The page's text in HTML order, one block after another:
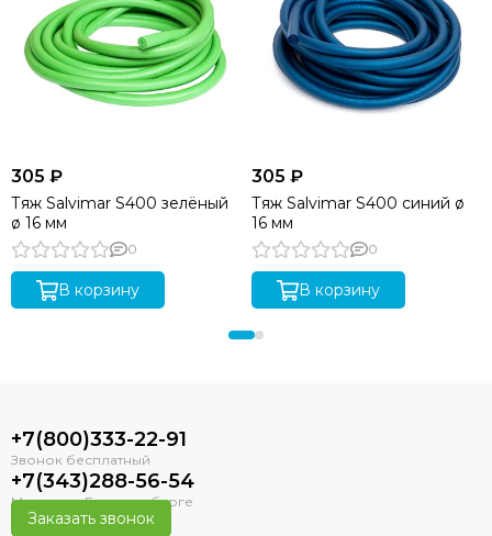
305 ₽
Тяж Salvimar S400 зелёный
ø 16 мм
0
В корзину
305 ₽
Тяж Salvimar S400 синий ø
16 мм
0
В корзину
+7(800)333-22-91
+7(343)288-56-54
Заказать звонок